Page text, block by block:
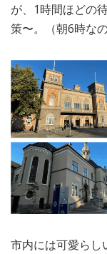
が、1時間ほどの
策〜。（朝6時な
市内には可愛らし